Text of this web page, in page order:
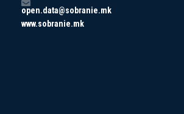
open.data@sobranie.mk
www.sobranie.mk